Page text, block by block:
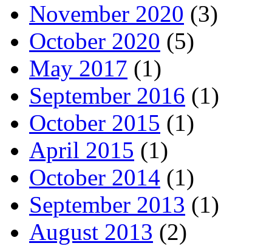
November 2020 (3)
October 2020 (5)
May 2017 (1)
September 2016 (1)
October 2015 (1)
April 2015 (1)
October 2014 (1)
September 2013 (1)
August 2013 (2)